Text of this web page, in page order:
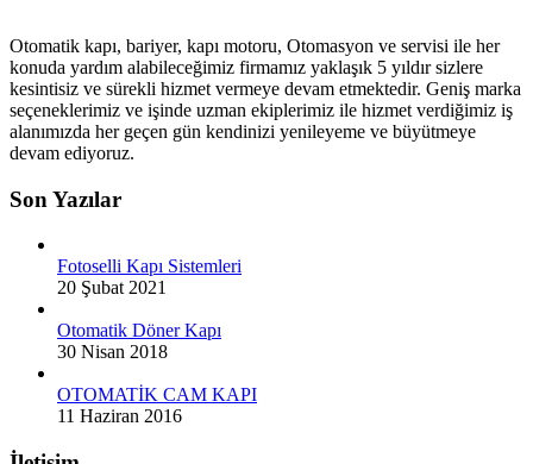
Otomatik kapı, bariyer, kapı motoru, Otomasyon ve servisi ile her
konuda yardım alabileceğimiz firmamız yaklaşık 5 yıldır sizlere
kesintisiz ve sürekli hizmet vermeye devam etmektedir. Geniş marka
seçeneklerimiz ve işinde uzman ekiplerimiz ile hizmet verdiğimiz iş
alanımızda her geçen gün kendinizi yenileyeme ve büyütmeye
devam ediyoruz.
Son Yazılar
Fotoselli Kapı Sistemleri
20 Şubat 2021
Otomatik Döner Kapı
30 Nisan 2018
OTOMATİK CAM KAPI
11 Haziran 2016